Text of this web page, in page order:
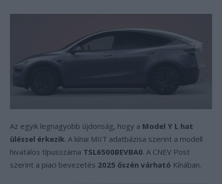
Az egyik legnagyobb újdonság, hogy a Model Y L hat
üléssel érkezik. A kínai MIIT adatbázisa szerint a modell
hivatalos típusszáma TSL6500BEVBA0. A CNEV Post
szerint a piaci bevezetés 2025 őszén várható Kínában.